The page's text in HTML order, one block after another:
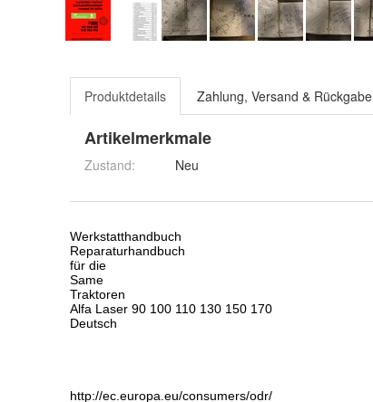
Produktdetails Zahlung, Versand & Rückgabe
Artikelmerkmale
Zustand: Neu